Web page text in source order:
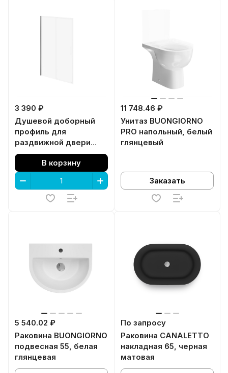
3 390 ₽
Душевой доборный
профиль для
раздвижной двери
VETRO, 195, матовый
черныйВ корзину
11 748.46 ₽
Унитаз BUONGIORNO
PRO напольный, белый
глянцевый
Заказать
5 540.02 ₽
Раковина BUONGIORNO
подвесная 55, белая
глянцевая
По запросу
Раковина CANALETTO
накладная 65, черная
матовая